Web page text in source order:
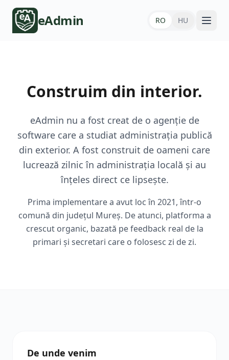
eAdmin RO HU
Construim din interior.
eAdmin nu a fost creat de o agenție de
software care a studiat administrația publică
din exterior. A fost construit de oameni care
lucrează zilnic în administrația locală și au
înțeles direct ce lipsește.
Prima implementare a avut loc în 2021, într-o
comună din județul Mureș. De atunci, platforma a
crescut organic, bazată pe feedback real de la
primari și secretari care o folosesc zi de zi.
De unde venim